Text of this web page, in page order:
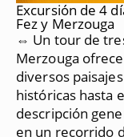
Excursión de 4
Fez y Merzouga
⇔ Un tour de
Merzouga
diversos
históricas hasta
descripción
en un recorrido